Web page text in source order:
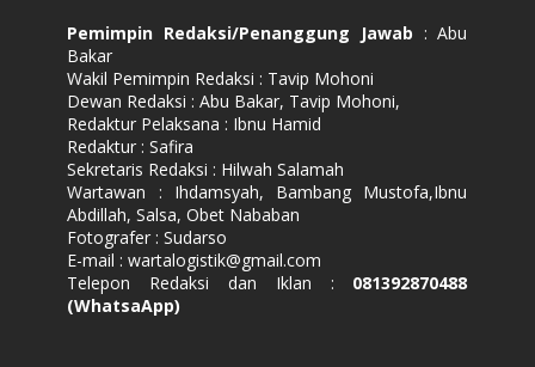
Pemimpin Redaksi/Penanggung Jawab : Abu
Bakar
Wakil Pemimpin Redaksi : Tavip Mohoni
Dewan Redaksi : Abu Bakar, Tavip Mohoni,
Redaktur Pelaksana : Ibnu Hamid
Redaktur : Safira
Sekretaris Redaksi : Hilwah Salamah
Wartawan : Ihdamsyah, Bambang Mustofa,Ibnu
Abdillah, Salsa, Obet Nababan
Fotografer : Sudarso
E-mail : wartalogistik@gmail.com
Telepon Redaksi dan Iklan : 081392870488
(WhatsaApp)